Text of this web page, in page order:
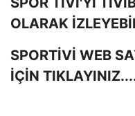
OLARAK
SPORTİVİ WEB
İÇİN